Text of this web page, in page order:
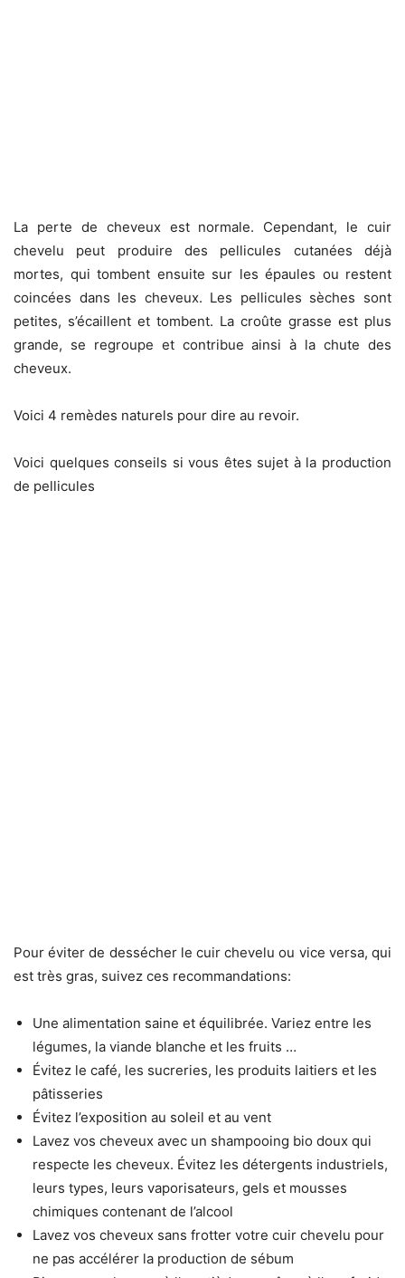
La perte de cheveux est normale. Cependant, le cuir
chevelu peut produire des pellicules cutanées déjà
mortes, qui tombent ensuite sur les épaules ou restent
coincées dans les cheveux. Les pellicules sèches sont
petites, s’écaillent et tombent. La croûte grasse est plus
grande, se regroupe et contribue ainsi à la chute des
cheveux.
Voici 4 remèdes naturels pour dire au revoir.
Voici quelques conseils si vous êtes sujet à la production
de pellicules
Pour éviter de dessécher le cuir chevelu ou vice versa, qui
est très gras, suivez ces recommandations:
Une alimentation saine et équilibrée. Variez entre les
légumes, la viande blanche et les fruits …
Évitez le café, les sucreries, les produits laitiers et les
pâtisseries
Évitez l’exposition au soleil et au vent
Lavez vos cheveux avec un shampooing bio doux qui
respecte les cheveux. Évitez les détergents industriels,
leurs types, leurs vaporisateurs, gels et mousses
chimiques contenant de l’alcool
Lavez vos cheveux sans frotter votre cuir chevelu pour
ne pas accélérer la production de sébum